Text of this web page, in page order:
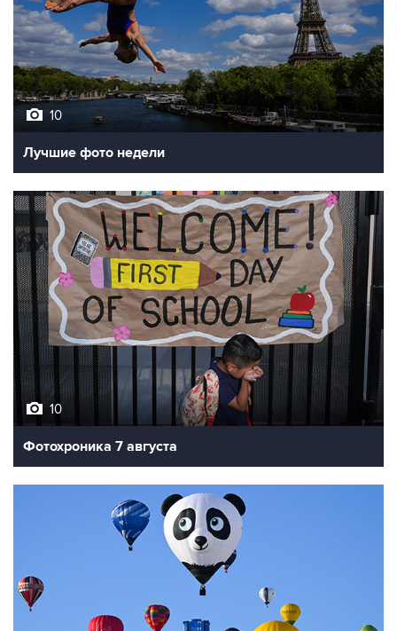
10
Лучшие фото недели
10
Фотохроника 7 августа